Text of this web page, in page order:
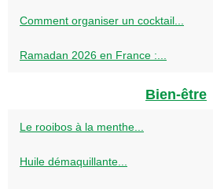
Comment organiser un cocktail...
Ramadan 2026 en France :...
Bien-être
Le rooibos à la menthe...
Huile démaquillante...